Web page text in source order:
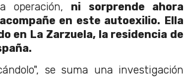
operación, ni sorprende ahora
en este autoexilio. Ella
en La Zarzuela, la residencia de
se suma una investigación